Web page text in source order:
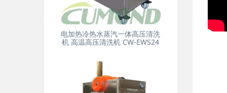
电加热冷热水蒸汽一体高压清洗
机 高温高压清洗机 CW-EWS24